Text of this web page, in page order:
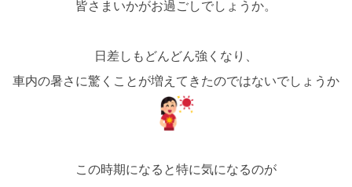
皆さまいかがお過ごしでしょうか。
日差しもどんどん強くなり、
車内の暑さに驚くことが増えてきたのではないでしょうか
この時期になると特に気になるのが